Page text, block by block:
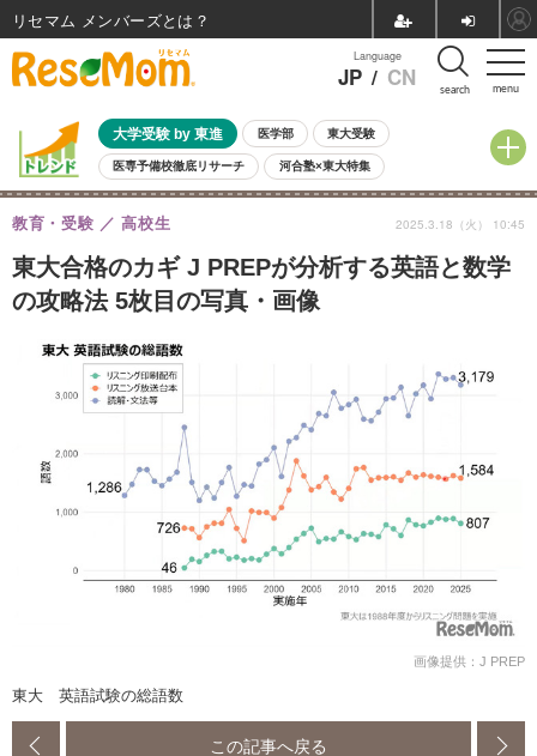
menu
Language
JP / CN search
大学受験 by 東進 医学部 東大受験
医専予備校徹底リサーチ 河合塾×東大特集
親子で考える大学選び 高校受験 中学受験 小学校受験
共通テスト 夏休み
8月開催イベント・WS 全国公立高校 過去問 人気記事
自由研究教材（小学生向け） 自由研究教材（中学生向け）
東大合格のカギ J PREPが分析する英語と数学
の攻略法 5枚目の写真・画像
教育・受験 高校生 2025.3.18（火） 10:45
画像提供：J PREP
東大 英語試験の総語数
この記事へ戻る
リセマム メンバーズ